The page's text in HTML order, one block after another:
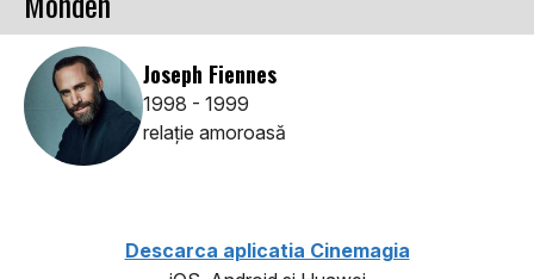
Joseph Fiennes
1998 - 1999
relaţie amoroasă
Descarca aplicatia Cinemagia